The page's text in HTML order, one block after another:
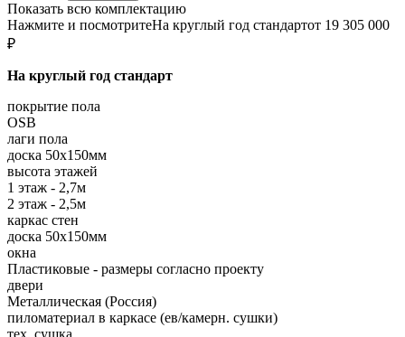
Показать всю комплектацию
Нажмите и посмотритеНа круглый год стандартот 19 305 000
₽
На круглый год стандарт
покрытие пола
OSB
лаги пола
доска 50х150мм
высота этажей
1 этаж - 2,7м
2 этаж - 2,5м
каркас стен
доска 50х150мм
окна
Пластиковые - размеры согласно проекту
двери
Металлическая (Россия)
пиломатериал в каркасе (ев/камерн. сушки)